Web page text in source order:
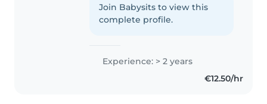
helping with a baby. I really like
children and enjoy spending
Join Babysits to view this
complete profile.
Experience: > 2 years
€12.50/hr